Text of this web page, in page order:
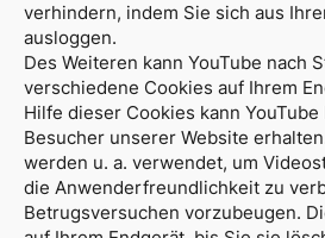
verhindern, indem Sie sich aus
ausloggen.
Des Weiteren kann YouTube nach
verschiedene Cookies auf Ihrem
Hilfe dieser Cookies kann
Besucher unserer Website
werden u. a. verwendet, um
die Anwenderfreundlichkeit zu
Betrugsversuchen vorzubeugen.